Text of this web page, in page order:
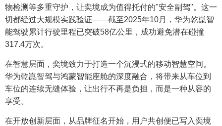
物检测等多重守护，让奕境成为值得托付的"安全副驾"。这一
切都经过大规模实践验证——截至2025年10月，华为乾崑智
能驾驶累计行驶里程已突破58亿公里，成功避免潜在碰撞
317.4万次。
在智慧层面，奕境致力于打造一个沉浸式的移动智慧空间。
华为乾崑智驾与鸿蒙智能座舱的深度融合，将带来从车位到
车位的连续无缝体验，让出行不再是负担，而是一种从容的
享受。
在开放创新层面，从品牌征名开始，用户共创便已写入奕境